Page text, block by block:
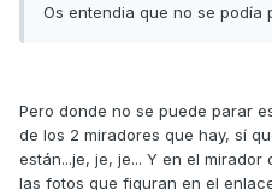
Os entendia que no se podía
Pero donde no se puede parar
de los 2 miradores que hay, sí
están...je, je, je... Y en el
las fotos que figuran en el